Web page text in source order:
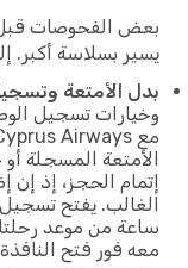
بعض الفحوصات قبل
يسير بسلاسة أكبر.
بدل الأمتعة
وخيارات تسجيل
الأمتعة المسجلة
إتمام الحجز، إذ إن
ساعة من موعد
معه فور فتح